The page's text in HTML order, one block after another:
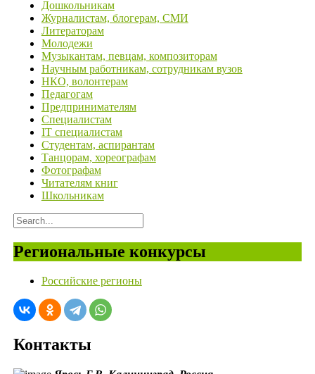
Дошкольникам
Журналистам, блогерам, СМИ
Литераторам
Молодежи
Музыкантам, певцам, композиторам
Научным работникам, сотрудникам вузов
НКО, волонтерам
Педагогам
Предпринимателям
Специалистам
IT специалистам
Студентам, аспирантам
Танцорам, хореографам
Фотографам
Читателям книг
Школьникам
Региональные конкурсы
Российские регионы
Контакты